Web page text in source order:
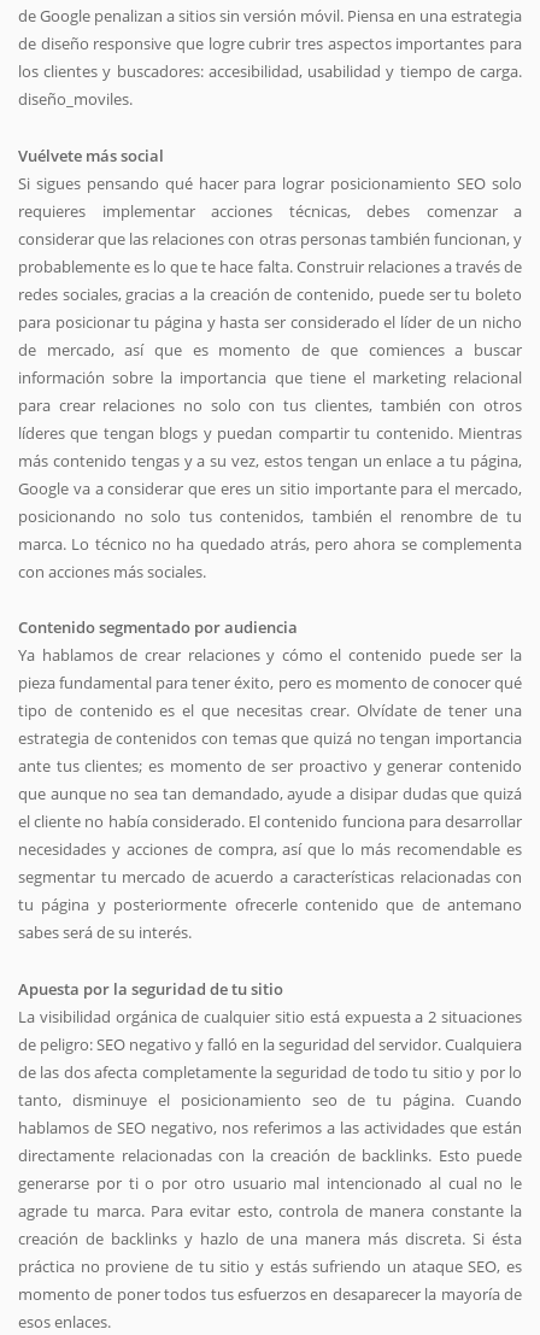
de Google penalizan a sitios sin versión móvil. Piensa en una estrategia
de diseño responsive que logre cubrir tres aspectos importantes para
los clientes y buscadores: accesibilidad, usabilidad y tiempo de carga.
diseño_moviles.
Vuélvete más social
Si sigues pensando qué hacer para lograr posicionamiento SEO solo
requieres implementar acciones técnicas, debes comenzar a
considerar que las relaciones con otras personas también funcionan, y
probablemente es lo que te hace falta. Construir relaciones a través de
redes sociales, gracias a la creación de contenido, puede ser tu boleto
para posicionar tu página y hasta ser considerado el líder de un nicho
de mercado, así que es momento de que comiences a buscar
información sobre la importancia que tiene el marketing relacional
para crear relaciones no solo con tus clientes, también con otros
líderes que tengan blogs y puedan compartir tu contenido. Mientras
más contenido tengas y a su vez, estos tengan un enlace a tu página,
Google va a considerar que eres un sitio importante para el mercado,
posicionando no solo tus contenidos, también el renombre de tu
marca. Lo técnico no ha quedado atrás, pero ahora se complementa
con acciones más sociales.
Contenido segmentado por audiencia
Ya hablamos de crear relaciones y cómo el contenido puede ser la
pieza fundamental para tener éxito, pero es momento de conocer qué
tipo de contenido es el que necesitas crear. Olvídate de tener una
estrategia de contenidos con temas que quizá no tengan importancia
ante tus clientes; es momento de ser proactivo y generar contenido
que aunque no sea tan demandado, ayude a disipar dudas que quizá
el cliente no había considerado. El contenido funciona para desarrollar
necesidades y acciones de compra, así que lo más recomendable es
segmentar tu mercado de acuerdo a características relacionadas con
tu página y posteriormente ofrecerle contenido que de antemano
sabes será de su interés.
Apuesta por la seguridad de tu sitio
La visibilidad orgánica de cualquier sitio está expuesta a 2 situaciones
de peligro: SEO negativo y falló en la seguridad del servidor. Cualquiera
de las dos afecta completamente la seguridad de todo tu sitio y por lo
tanto, disminuye el posicionamiento seo de tu página. Cuando
hablamos de SEO negativo, nos referimos a las actividades que están
directamente relacionadas con la creación de backlinks. Esto puede
generarse por ti o por otro usuario mal intencionado al cual no le
agrade tu marca. Para evitar esto, controla de manera constante la
creación de backlinks y hazlo de una manera más discreta. Si ésta
práctica no proviene de tu sitio y estás sufriendo un ataque SEO, es
momento de poner todos tus esfuerzos en desaparecer la mayoría de
esos enlaces.